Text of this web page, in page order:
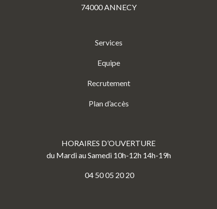
74000 ANNECY
Services
Equipe
Recrutement
Plan d’accès
HORAIRES D’OUVERTURE
du Mardi au Samedi 10h-12h 14h-19h
04 50 05 20 20